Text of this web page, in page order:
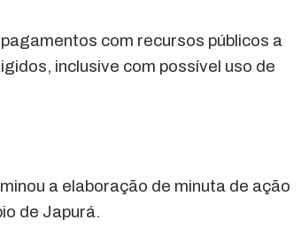
com recursos públicos a
inclusive com possível uso de
a elaboração de minuta de ação
de Japurá.